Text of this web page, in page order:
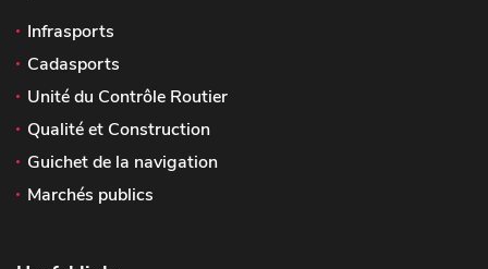
Infrasports
Cadasports
Unité du Contrôle Routier
Qualité et Construction
Guichet de la navigation
Marchés publics